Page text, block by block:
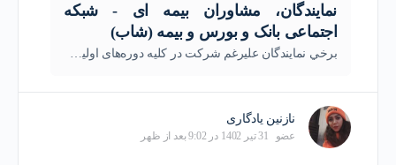
نمایندگان، مشاوران بیمه ای - شبکه
اجتماعی بانک و بورس و بیمه (شاب)
برخي نمایندگان علیرغم شرکت در کلیه دوره‌های اولیه شامل آشنایی با کلیات بیمه، رشته‌های بیمه‌ای، بازاریابی و ...، تنها وظیفه خود را فروش بیمه‌نامه می‌دانند.
نازنین یادگاری
عضو 31 تیر 1402 در 9:02 بعد از ظهر